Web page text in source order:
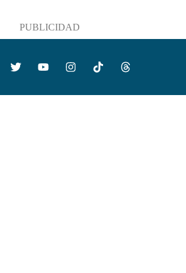
PUBLICIDAD